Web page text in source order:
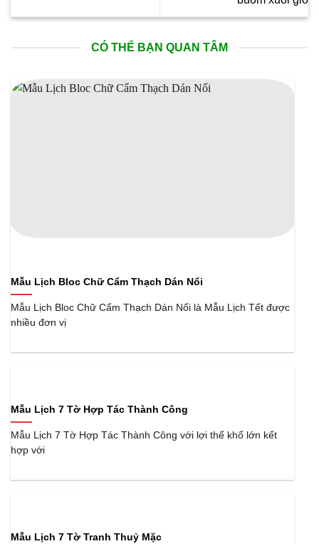
CÓ THỂ BẠN QUAN TÂM
Mẫu Lịch Bloc Chữ Cẩm Thạch Dán Nổi
Mẫu Lịch Bloc Chữ Cẩm Thạch Dán Nổi là Mẫu Lịch Tết được
nhiều đơn vị
Mẫu Lịch 7 Tờ Hợp Tác Thành Công
Mẫu Lịch 7 Tờ Hợp Tác Thành Công với lợi thế khổ lớn kết
hợp với
Mẫu Lịch 7 Tờ Tranh Thuỷ Mặc